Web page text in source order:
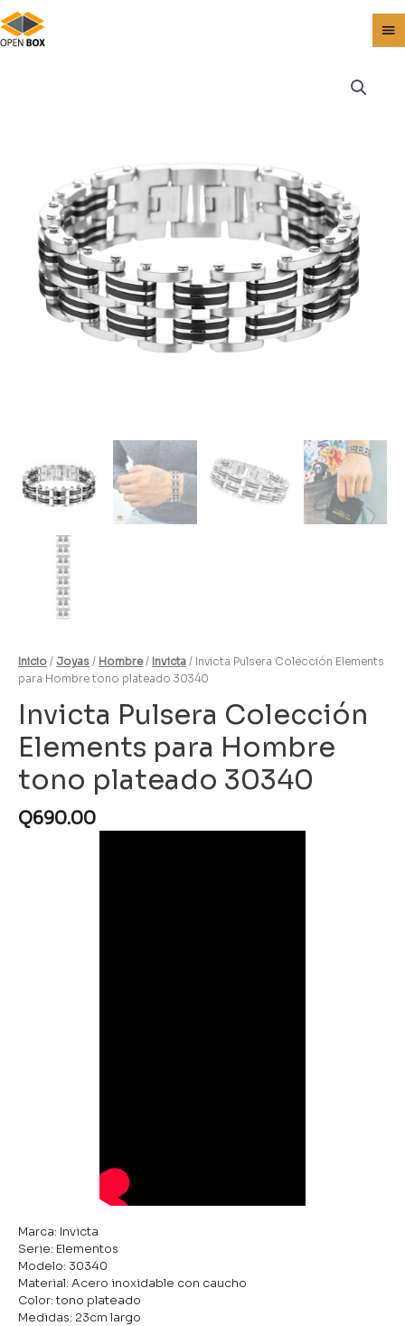
Inicio / Joyas / Hombre/ Invicta / Invicta Pulsera Colección Elements
para Hombre tono plateado 30340
Invicta Pulsera Colección
Elements para Hombre
tono plateado 30340
Q690.00
Marca: Invicta
Serie: Elementos
Modelo: 30340
Material: Acero inoxidable con caucho
Color: tono plateado
Medidas: 23cm largo